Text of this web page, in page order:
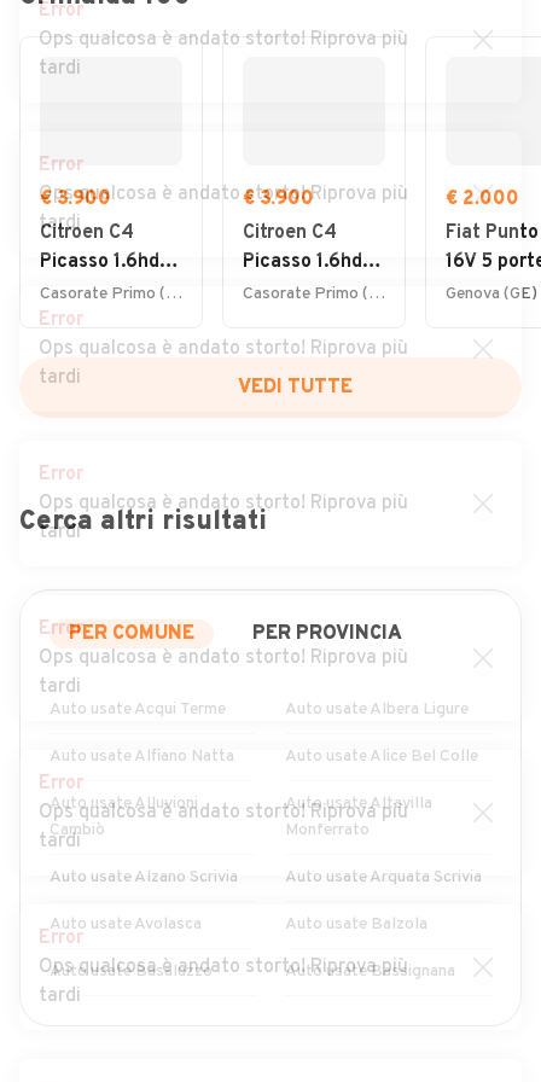
€ 3.900
Citroen C4
Picasso 1.6hdi
7posti 2012
Casorate Primo (PV)
€ 3.900
Citroen C4
Picasso 1.6hdi
7posti 2012
Casorate Primo (PV)
€ 2.000
Fiat Punto
16V 5
Emotion
Genova (GE)
VEDI TUTTE
Cerca altri risultati
PER COMUNE PER PROVINCIA
Auto usate Acqui Terme Auto usate Albera Ligure
Auto usate Alfiano Natta Auto usate Alice Bel Colle
Auto usate Alluvioni
Cambiò
Auto usate Altavilla
Monferrato
Auto usate Alzano Scrivia Auto usate Arquata Scrivia
Auto usate Avolasca Auto usate Balzola
Auto usate Basaluzzo Auto usate Bassignana
Error
Ops qualcosa è andato storto! Riprova più
tardi
Error
Ops qualcosa è andato storto! Riprova più
tardi
Error
Ops qualcosa è andato storto! Riprova più
tardi
Error
Ops qualcosa è andato storto! Riprova più
tardi
Error
Ops qualcosa è andato storto! Riprova più
tardi
Error
Ops qualcosa è andato storto! Riprova più
tardi
Error
Ops qualcosa è andato storto! Riprova più
tardi